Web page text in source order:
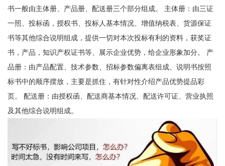
书一般由主体册、产品册、配送册三个部分组成。 主体册：由三证
一照、投标函，授权书、投标人基本情况、增值纳税表、货源保证
书等其他综合说明组成，提供一切对本次投标有利的资料，获奖证
书，产品，知识产权证书等、展示企业优势，给企业形象加分。 产
品册：由产品配置、技术参数、招标参数偏离表组成、说明书按照
标书中的顺序摆放，主要是抓住，有针对性介绍产品优势提品彩
页。 配送册：由授权函、配送商基本情况、配送许可证、营业执照
及其他综合说明组成。